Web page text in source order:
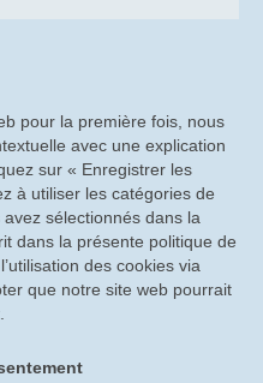
sauvegardés
pour la première fois, nous
avec une explication
sur « Enregistrer les
à utiliser les catégories de
sélectionnés dans la
dans la présente politique de
des cookies via
que notre site web pourrait